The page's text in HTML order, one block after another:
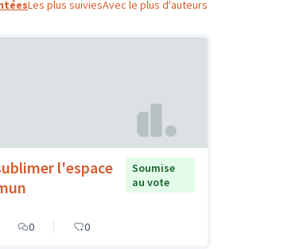
Les plus suiviesAvec le plus d'auteurs
l'espace
Soumise
au vote
0 0